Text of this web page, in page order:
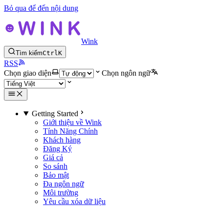
Bỏ qua để đến nội dung
Wink
Tìm kiếmCtrlK
RSS
Chọn giao diện
Chọn ngôn ngữ
Getting Started
Giới thiệu về Wink
Tính Năng Chính
Khách hàng
Đăng Ký
Giá cả
So sánh
Bảo mật
Đa ngôn ngữ
Môi trường
Yêu cầu xóa dữ liệu